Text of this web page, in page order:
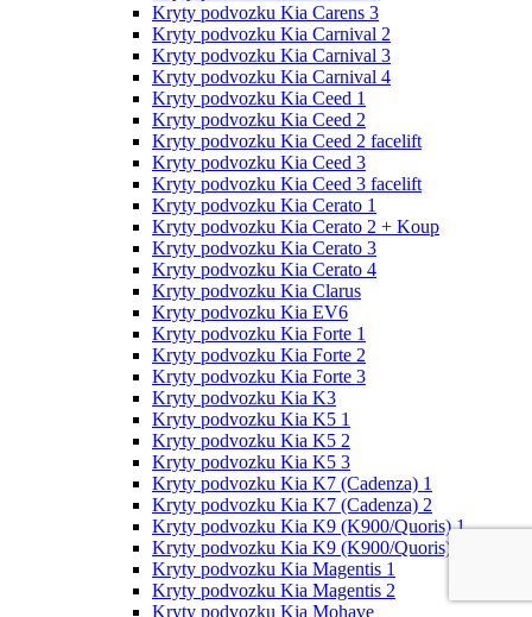
Kryty podvozku Kia Carens 3
Kryty podvozku Kia Carnival 2
Kryty podvozku Kia Carnival 3
Kryty podvozku Kia Carnival 4
Kryty podvozku Kia Ceed 1
Kryty podvozku Kia Ceed 2
Kryty podvozku Kia Ceed 2 facelift
Kryty podvozku Kia Ceed 3
Kryty podvozku Kia Ceed 3 facelift
Kryty podvozku Kia Cerato 1
Kryty podvozku Kia Cerato 2 + Koup
Kryty podvozku Kia Cerato 3
Kryty podvozku Kia Cerato 4
Kryty podvozku Kia Clarus
Kryty podvozku Kia EV6
Kryty podvozku Kia Forte 1
Kryty podvozku Kia Forte 2
Kryty podvozku Kia Forte 3
Kryty podvozku Kia K3
Kryty podvozku Kia K5 1
Kryty podvozku Kia K5 2
Kryty podvozku Kia K5 3
Kryty podvozku Kia K7 (Cadenza) 1
Kryty podvozku Kia K7 (Cadenza) 2
Kryty podvozku Kia K9 (K900/Quoris) 1
Kryty podvozku Kia K9 (K900/Quoris) 2
Kryty podvozku Kia Magentis 1
Kryty podvozku Kia Magentis 2
Kryty podvozku Kia Mohave